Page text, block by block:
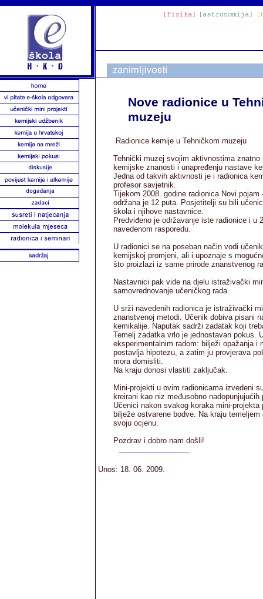
Nove radionice u
muzeju
Radionice kemije u Tehničkom muzeju
Tehnički muzej svojim aktivnostima znatno
kemijske znanosti i unapređenju nastave
Jedna od takvih aktivnosti je i radionica
profesor savjetnik.
Tijekom 2008. godine radionica Novi
održana je 12 puta. Posjetitelji su bili
škola i njihove nastavnice.
Predviđeno je održavanje iste radionice i u
navedenom rasporedu.
U radionici se na poseban način vodi
kemijskoj promjeni, ali i upoznaje s
što proizlazi iz same prirode znanstvenog
Nastavnici pak vide na djelu istraživački
samovrednovanje učeničkog rada.
U srži navedenih radionica je istraživački
znanstvenoj metodi. Učenik dobiva pisani
kemikalije. Naputak sadrži zadatak koji
Temelj zadatka vrlo je jednostavan pokus.
eksperimentalnim radom: bilježi opažanja i
postavlja hipotezu, a zatim ju provjerava
mora domisliti.
Na kraju donosi vlastiti zaključak.
Mini-projekti u ovim radionicama izvedeni
kreirani kao niz međusobno
Učenici nakon svakog koraka mini-
bilježe ostvarene bodve. Na kraju
svoju ocjenu.
Pozdrav i dobro nam došli!
Unos: 18. 06. 2009.